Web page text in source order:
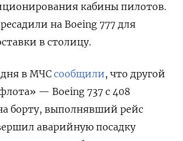
кабины пилотов.
на Boeing 777 для
в столицу.
в МЧСсообщили, что другой
— Boeing 737 с 408
борту, выполнявший рейс
аварийную посадку